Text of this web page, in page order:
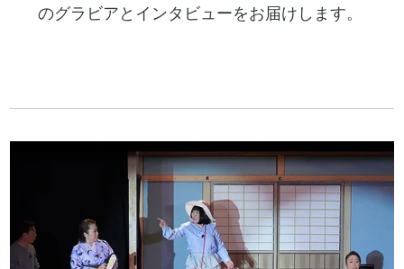
のグラビアとインタビューをお届けします。